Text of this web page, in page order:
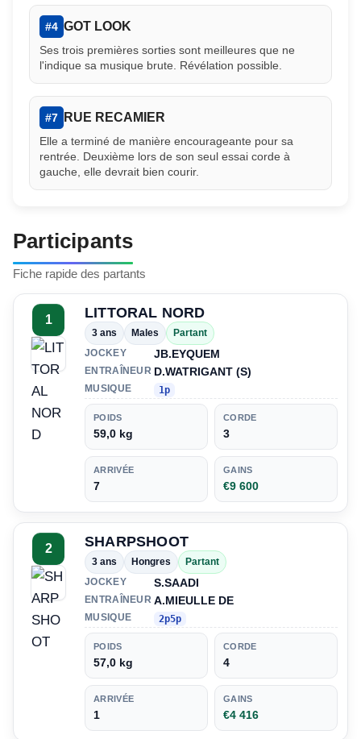
#4 GOT LOOK
Ses trois premières sorties sont meilleures que ne
l'indique sa musique brute. Révélation possible.
#7 RUE RECAMIER
Elle a terminé de manière encourageante pour sa
rentrée. Deuxième lors de son seul essai corde à
gauche, elle devrait bien courir.
Participants
Fiche rapide des partants
1 LITTORAL NORD
3 ans Males
Partant
JOCKEY
JB.EYQUEM
ENTRAÎNEUR D.WATRIGANT (S)
MUSIQUE 1p
POIDS
59,0 kg
CORDE
3
ARRIVÉE
7
GAINS
€9 600
2 SHARPSHOOT
3 ans Hongres
Partant
JOCKEY
S.SAADI
ENTRAÎNEUR A.MIEULLE DE
MUSIQUE 2p5p
POIDS
57,0 kg
CORDE
4
ARRIVÉE
1
GAINS
€4 416